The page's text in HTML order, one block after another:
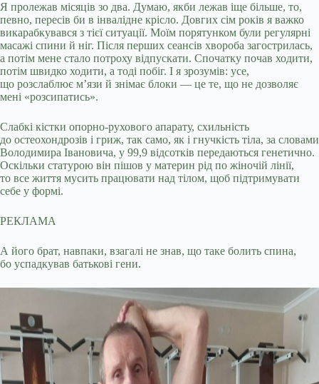
Я пролежав місяців зо два. Думаю, якби лежав іще більше, то,
певно, пересів би в інвалідне крісло. Довгих сім років я важко
викарабкувався з тієї ситуації. Моїм порятунком були регулярні
масажі спини й ніг. Після перших сеансів хвороба загострилась,
а потім мене стало потроху відпускати. Спочатку почав ходити,
потім швидко ходити, а тоді побіг. І я зрозумів: усе,
що розслаблює м’язи й знімає блоки — це те, що не дозволяє
мені «розсипатись».
Слабкі кістки опорно-рухового апарату, схильність
до остеохондрозів і гриж, так само, як і гнучкість тіла, за словами
Володимира Івановича, у 99,9 відсотків передаються генетично.
Оскільки статурою він пішов у материн рід по жіночій лінії,
то все життя мусить працювати над тілом, щоб підтримувати
себе у формі.
РЕКЛАМА
А його брат, навпаки, взагалі не знав, що таке болить спина,
бо успадкував батькові гени.